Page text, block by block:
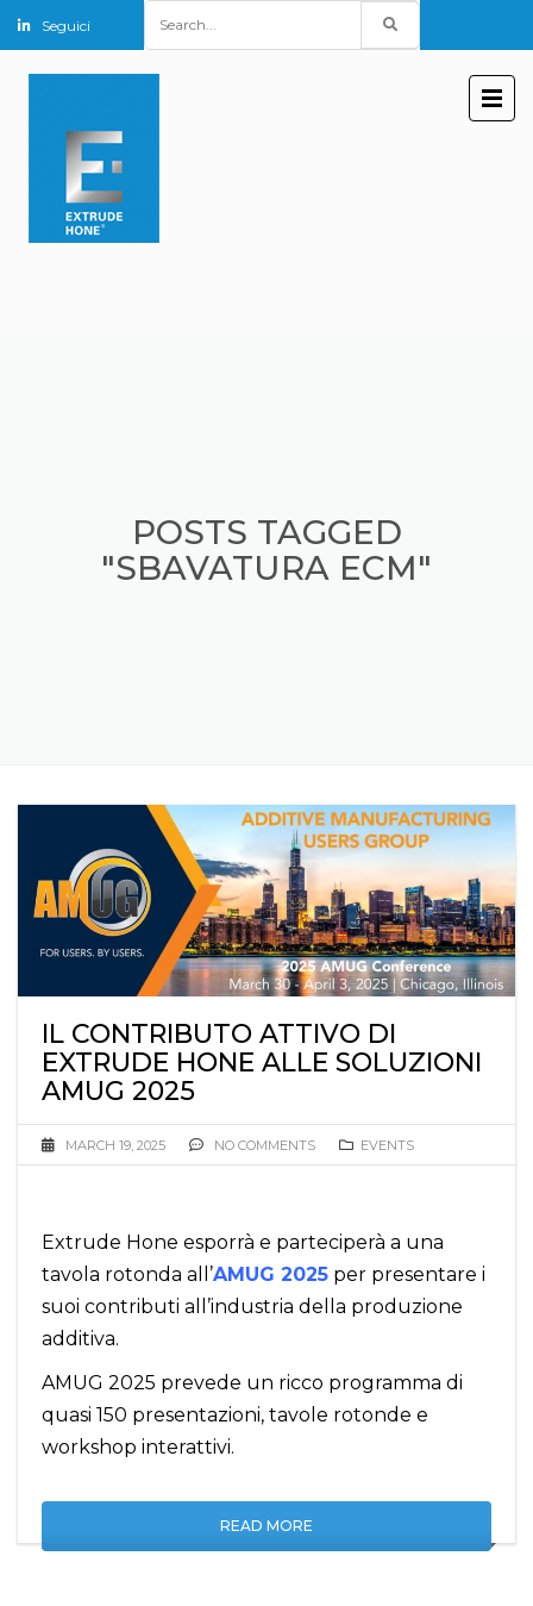
Seguici
for:
POSTS TAGGED
"SBAVATURA ECM"
IL CONTRIBUTO ATTIVO DI
EXTRUDE HONE ALLE SOLUZIONI
AMUG 2025
MARCH 19, 2025 NO COMMENTS EVENTS
Extrude Hone esporrà e parteciperà a una
tavola rotonda all’AMUG 2025 per presentare i
suoi contributi all’industria della produzione
additiva.
AMUG 2025 prevede un ricco programma di
quasi 150 presentazioni, tavole rotonde e
workshop interattivi.
READ MORE